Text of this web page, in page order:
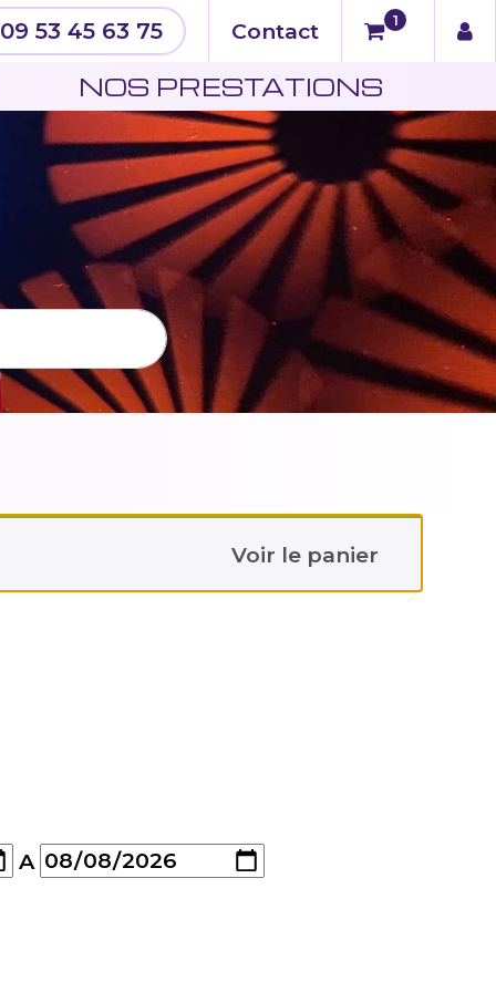
09 53 45 63 75 Contact 1
NOS PRESTATIONS
Voir le panier
A